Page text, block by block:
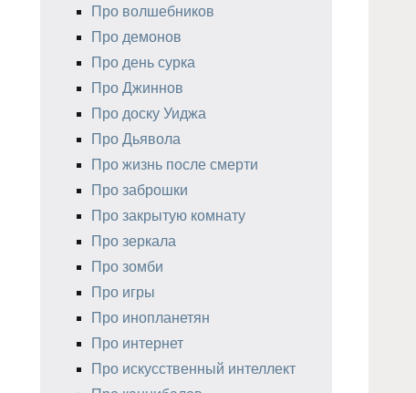
Про волшебников
Про демонов
Про день сурка
Про Джиннов
Про доску Уиджа
Про Дьявола
Про жизнь после смерти
Про заброшки
Про закрытую комнату
Про зеркала
Про зомби
Про игры
Про инопланетян
Про интернет
Про искусственный интеллект